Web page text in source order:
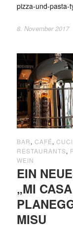
pizza-und-
8. November 2017
BAR, CAFÉ,
RESTAURANTS,
WEIN
EIN
„MI
MISU